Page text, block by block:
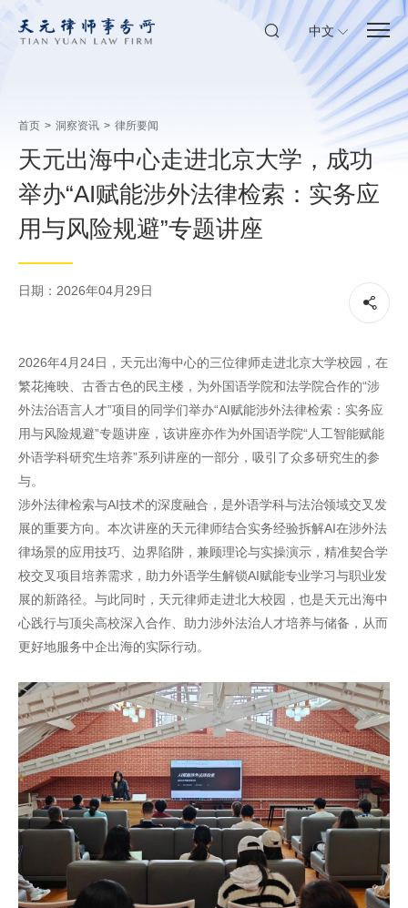
中文
首页 > 洞察资讯 > 律所要闻
天元出海中心走进北京大学，成功
举办“AI赋能涉外法律检索：实务应
用与风险规避”专题讲座
日期：2026年04月29日
2026年4月24日，天元出海中心的三位律师走进北京大学校园，在
繁花掩映、古香古色的民主楼，为外国语学院和法学院合作的“涉
外法治语言人才”项目的同学们举办“AI赋能涉外法律检索：实务应
用与风险规避”专题讲座，该讲座亦作为外国语学院“人工智能赋能
外语学科研究生培养”系列讲座的一部分，吸引了众多研究生的参
与。
涉外法律检索与AI技术的深度融合，是外语学科与法治领域交叉发
展的重要方向。本次讲座的天元律师结合实务经验拆解AI在涉外法
律场景的应用技巧、边界陷阱，兼顾理论与实操演示，精准契合学
校交叉项目培养需求，助力外语学生解锁AI赋能专业学习与职业发
展的新路径。与此同时，天元律师走进北大校园，也是天元出海中
心践行与顶尖高校深入合作、助力涉外法治人才培养与储备，从而
更好地服务中企出海的实际行动。